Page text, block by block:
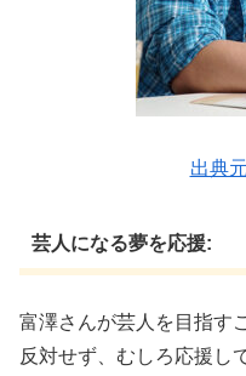
出典
芸人になる夢を応援:
富澤さんが芸人を目指す
反対せず、むしろ応援し